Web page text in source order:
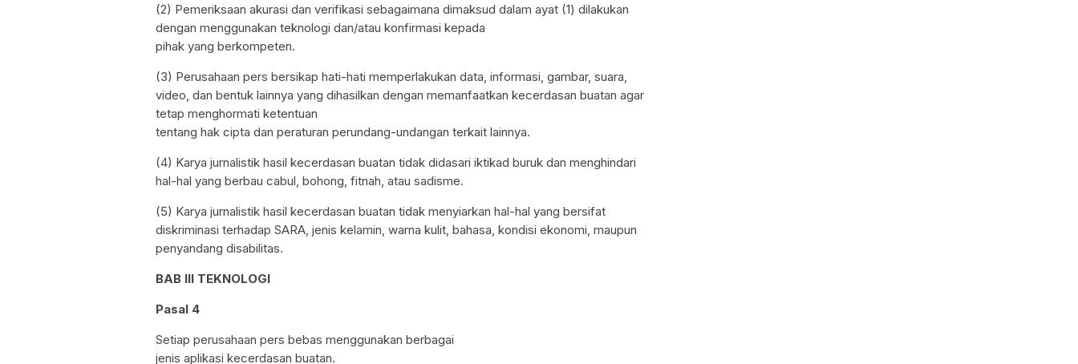
(2) Pemeriksaan akurasi dan verifikasi sebagaimana dimaksud dalam ayat (1) dilakukan
dengan menggunakan teknologi dan/atau konfirmasi kepada
pihak yang berkompeten.
(3) Perusahaan pers bersikap hati-hati memperlakukan data, informasi, gambar, suara,
video, dan bentuk lainnya yang dihasilkan dengan memanfaatkan kecerdasan buatan agar
tetap menghormati ketentuan
tentang hak cipta dan peraturan perundang-undangan terkait lainnya.
(4) Karya jurnalistik hasil kecerdasan buatan tidak didasari iktikad buruk dan menghindari
hal-hal yang berbau cabul, bohong, fitnah, atau sadisme.
(5) Karya jurnalistik hasil kecerdasan buatan tidak menyiarkan hal-hal yang bersifat
diskriminasi terhadap SARA, jenis kelamin, warna kulit, bahasa, kondisi ekonomi, maupun
penyandang disabilitas.
BAB III TEKNOLOGI
Pasal 4
Setiap perusahaan pers bebas menggunakan berbagai
jenis aplikasi kecerdasan buatan.